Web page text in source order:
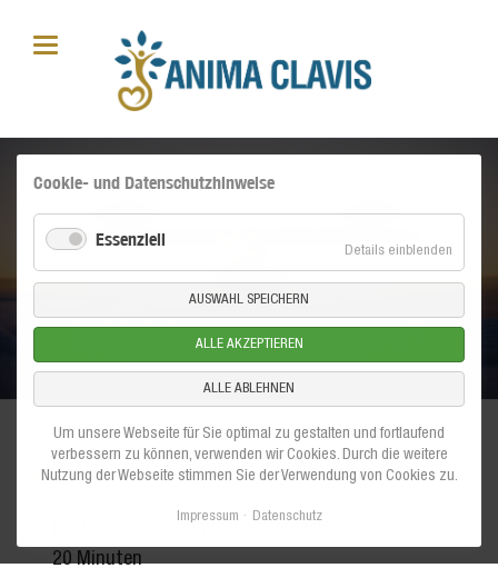
Cookie- und Datenschutzhinweise
Essenziell
Details einblenden
AUSWAHL SPEICHERN
ALLE AKZEPTIEREN
ALLE ABLEHNEN
Um unsere Webseite für Sie optimal zu gestalten und fortlaufend
verbessern zu können, verwenden wir Cookies. Durch die weitere
Nutzung der Webseite stimmen Sie der Verwendung von Cookies zu.
Impressum Datenschutz
Kosten:
Kostenloses telefonisches Vorgespräch bis zu max.
20 Minuten